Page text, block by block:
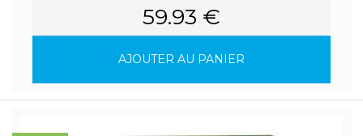
59.93 €
AJOUTER AU PANIER